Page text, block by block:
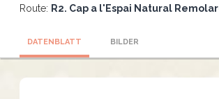
Route: R2. Cap a l'Espai Natural
DATENBLATT BILDER